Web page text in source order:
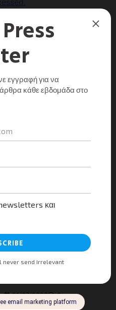
για την επόμενη ημέρα
13/07/2026 0
Δράσης Υπουργείου
ο νέος Επιβατικός Σταθμός του
07/07/2026
Τουρισμού Άννα Καραμανλή
01/07/2026 0